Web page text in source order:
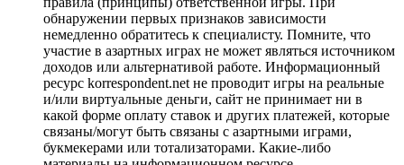
обнаружении первых признаков зависимости
немедленно обратитесь к специалисту. Помните, что
участие в азартных играх не может являться источником
доходов или альтернативой работе. Информационный
ресурс korrespondent.net не проводит игры на реальные
и/или виртуальные деньги, сайт не принимает ни в
какой форме оплату ставок и других платежей, которые
связаны/могут быть связаны с азартными играми,
букмекерами или тотализаторами. Какие-либо